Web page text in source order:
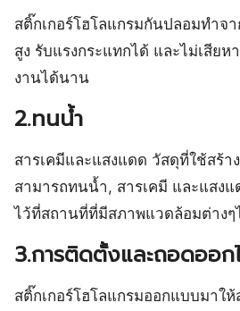
สติ๊กเกอร์โฮโลแกรมกันปลอมทำ
สูง รับแรงกระแทกได้ และไม่เสียห
งานได้นาน
2.ทนน้ำ
สารเคมีและแสงแดด วัสดุที่ใช้สร้า
สามารถทนน้ำ, สารเคมี และแสง
ไว้ที่สถานที่ที่มีสภาพแวดล้อมต่างๆ
3.การติดตั้งและถอดออก
สติ๊กเกอร์โฮโลแกรมออกแบบมาใ